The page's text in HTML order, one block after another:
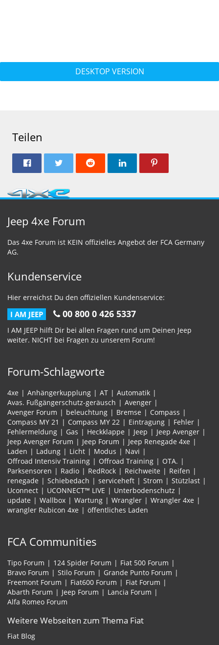
DESKTOP VERSION
Teilen
Jeep 4xe Forum
Das 4xe Forum ist KEIN offizielles Angebot der FCA Germany
AG.
Kundenservice
Hier erreichst Du den offiziellen Kundenservice:
I AM JEEP 00 800 0 426 5337
I AM JEEP hilft Dir bei allen Fragen rund um Deinen Jeep
weiter. NICHT bei Fragen zu unserem Forum!
Forum-Schlagworte
4xe Anhängerkupplung AT
Automatik
Avas. Fußgängerschutz-geräusch
Avenger
Avenger Forum
beleuchtung Bremse
Compass
Compass MY 21
Compass MY 22 Eintragung
Fehler
Fehlermeldung
Gas Heckklappe Jeep
Jeep Avenger
Jeep Avenger Forum
Jeep Forum
Jeep Renegade 4xe
Laden
Ladung Licht Modus
Navi
Offroad Intensiv Training
Offroad Training
OTA.
Parksensoren
Radio RedRock Reichweite
Reifen
renegade
Schiebedach serviceheft Strom
Stützlast
Uconnect
UCONNECT™ LIVE
Unterbodenschutz
update
Wallbox Wartung Wrangler
Wrangler 4xe
wrangler Rubicon 4xe
öffentliches Laden
FCA Communities
Tipo Forum 124 Spider Forum
Fiat 500 Forum
Bravo Forum
Stilo Forum
Grande Punto Forum
Freemont Forum
Fiat600 Forum
Fiat Forum
Abarth Forum
Jeep Forum
Lancia Forum
Alfa Romeo Forum
Weitere Webseiten zum Thema Fiat
Fiat Blog